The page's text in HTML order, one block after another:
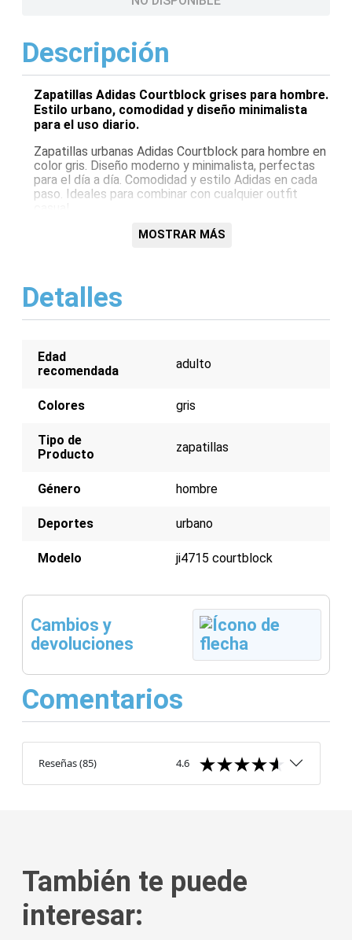
Descripción
Zapatillas Adidas Courtblock grises para hombre.
Estilo urbano, comodidad y diseño minimalista
para el uso diario.
Zapatillas urbanas Adidas Courtblock para hombre en
color gris. Diseño moderno y minimalista, perfectas
para el día a día. Comodidad y estilo Adidas en cada
paso. Ideales para combinar con cualquier outfit
Comodidad Adidas
Ideales para uso diario
Estilo minimalista
MOSTRAR MÁS
Detalles
Edad
recomendada
adulto
Colores gris
Tipo de
Producto
zapatillas
Género hombre
Deportes urbano
Modelo ji4715 courtblock
Cambios y
devoluciones
Comentarios
Reseñas(85) 4.6
También te puede
interesar: